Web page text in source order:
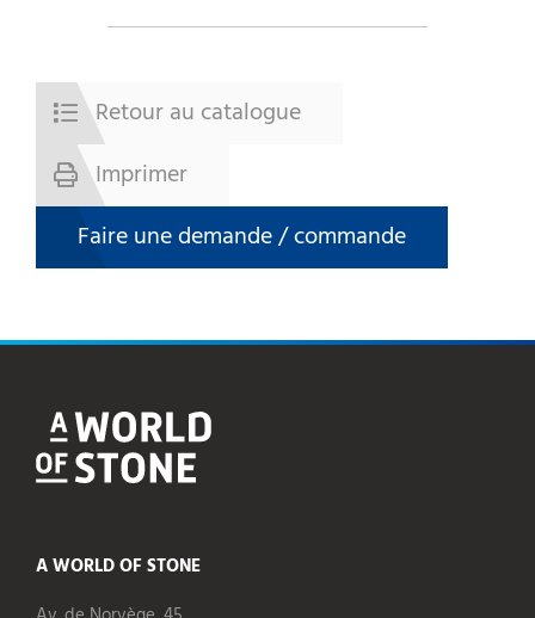
Retour au catalogue
Imprimer
Faire une demande / commande
A WORLD OF STONE